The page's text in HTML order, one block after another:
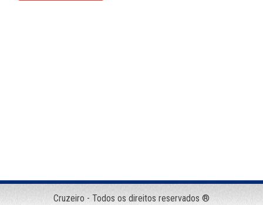
Cruzeiro - Todos os direitos reservados ®